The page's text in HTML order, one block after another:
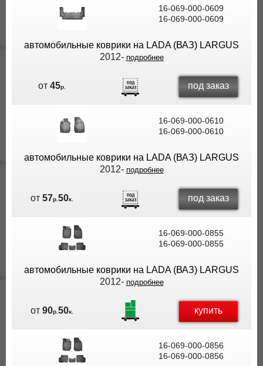
16-069-000-0609
16-069-000-0609
автомобильные коврики на LADA (ВАЗ) LARGUS
2012- подробнее
от45р. под заказ
16-069-000-0610
16-069-000-0610
автомобильные коврики на LADA (ВАЗ) LARGUS
2012- подробнее
от57р.50к. под заказ
16-069-000-0855
16-069-000-0855
автомобильные коврики на LADA (ВАЗ) LARGUS
2012- подробнее
от90р.50к. купить
16-069-000-0856
16-069-000-0856